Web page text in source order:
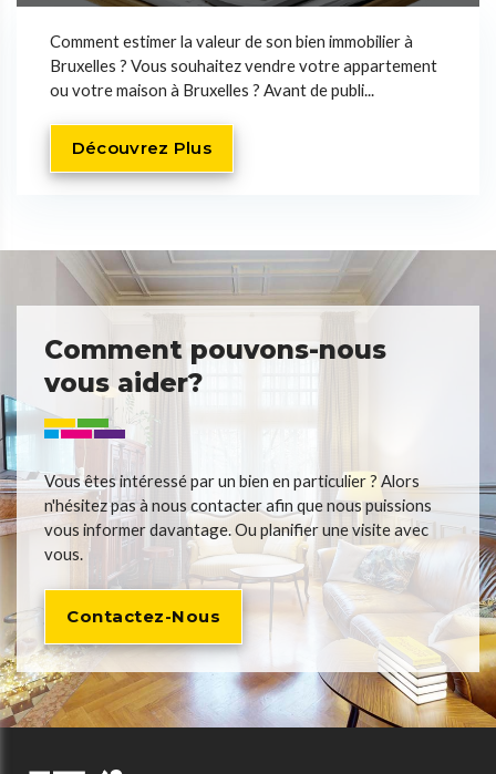
Comment estimer la valeur de son bien immobilier à
Bruxelles ? Vous souhaitez vendre votre appartement
ou votre maison à Bruxelles ? Avant de publi...
Découvrez Plus
Comment pouvons-nous
vous aider?
Vous êtes intéressé par un bien en particulier ? Alors
n'hésitez pas à nous contacter afin que nous puissions
vous informer davantage. Ou planifier une visite avec
vous.
Contactez-Nous